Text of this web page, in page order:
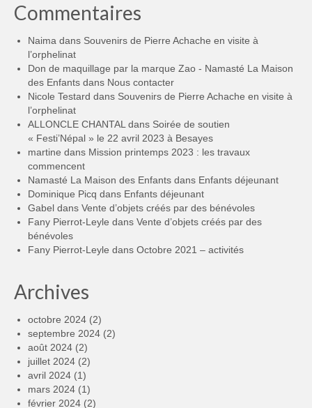
Commentaires
Naima dans Souvenirs de Pierre Achache en visite à
l’orphelinat
Don de maquillage par la marque Zao - Namasté La Maison
des Enfants dans Nous contacter
Nicole Testard dans Souvenirs de Pierre Achache en visite à
l’orphelinat
ALLONCLE CHANTAL dans Soirée de soutien
« Festi’Népal » le 22 avril 2023 à Besayes
martine dans Mission printemps 2023 : les travaux
commencent
Namasté La Maison des Enfants dans Enfants déjeunant
Dominique Picq dans Enfants déjeunant
Gabel dans Vente d’objets créés par des bénévoles
Fany Pierrot-Leyle dans Vente d’objets créés par des
bénévoles
Fany Pierrot-Leyle dans Octobre 2021 – activités
Archives
octobre 2024 (2)
septembre 2024 (2)
août 2024 (2)
juillet 2024 (2)
avril 2024 (1)
mars 2024 (1)
février 2024 (2)